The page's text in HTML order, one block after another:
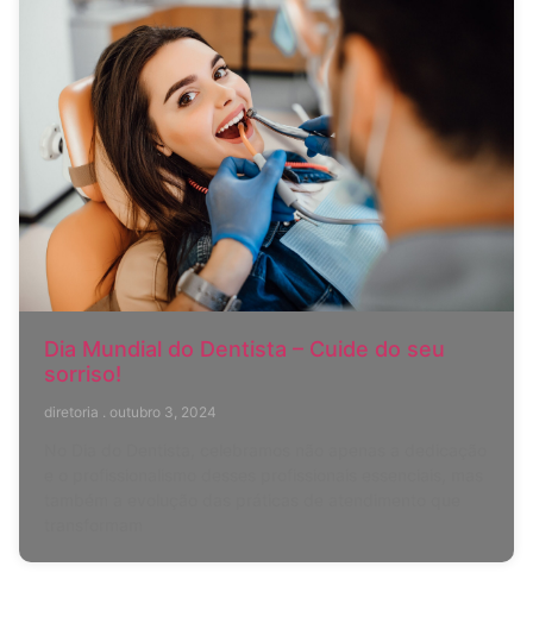
Dia Mundial do Dentista – Cuide do seu
sorriso!
diretoria outubro 3, 2024